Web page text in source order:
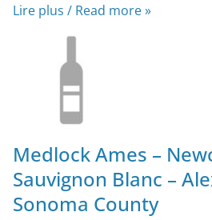
Lire plus / Read more »
Medlock Ames –
Sauvignon Blanc –
Sonoma County